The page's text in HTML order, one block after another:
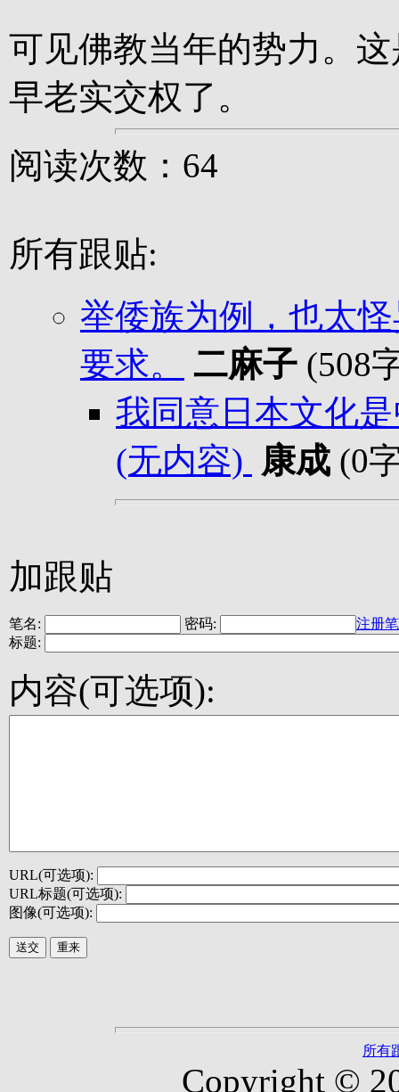
可见佛教当年的势力。
早老实交权了。
阅读次数：64
所有跟贴:
举倭族为例，也太
要求。
二麻子 (508
我同意日本文化
(无内容) 康成 (0
加跟贴
笔名: 密码:
注册
标题:
内容(可选项):
URL(可选项):
URL标题(可选项):
图像(可选项):
所有
Copyright ©